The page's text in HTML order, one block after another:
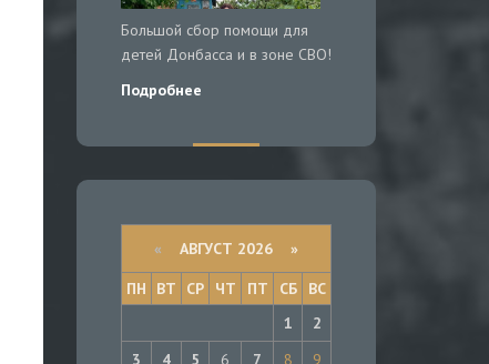
Большой сбор помощи для
детей Донбасса и в зоне СВО!
Подробнее
« АВГУСТ 2026 »
ПН
ВТ СР ЧТ ПТ СБ
ВС
1
2
3
4 5 6 7 8
9